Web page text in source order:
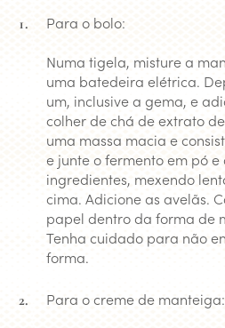
Para o bolo:
Numa tigela, misture a
uma batedeira elétrica.
um, inclusive a gema, e
colher de chá de extrato
uma massa macia e
e junte o fermento em pó e
ingredientes, mexendo
cima. Adicione as avelãs.
papel dentro da forma de
Tenha cuidado para não
forma.
Para o creme de manteiga: